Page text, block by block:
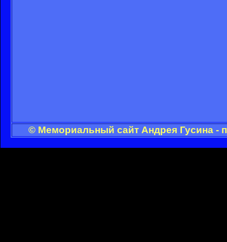
© Мемориальный сайт Андрея Гусина -